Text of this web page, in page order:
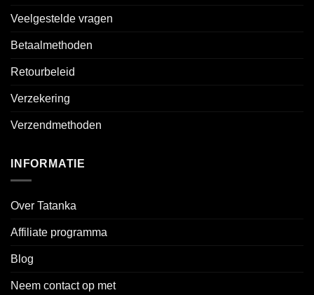
Veelgestelde vragen
Betaalmethoden
Retourbeleid
Verzekering
Verzendmethoden
INFORMATIE
Over Tatanka
Affiliate programma
Blog
Neem contact op met